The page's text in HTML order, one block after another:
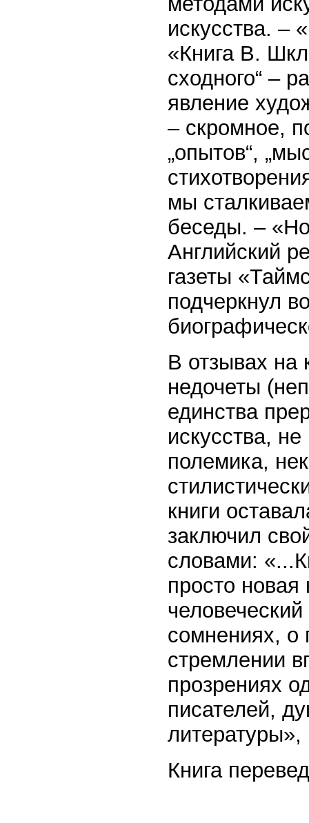
искусства. –
«Книга В.
сходного“ –
явление
– скромное,
„опытов“,
мы
беседы. –
Английский
газеты
подчеркнул
В отзывах на
недочеты
единства
искусства,
полемика,
книги
заключил
словами:
просто новая
сомнениях, о
стремлении
прозрениях
писателей,
Книга